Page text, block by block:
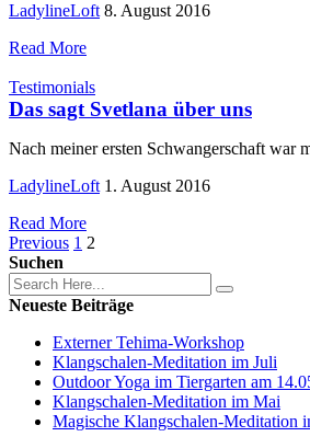
LadylineLoft 8. August 2016
Read More
Testimonials
Das sagt Svetlana über uns
Nach meiner ersten Schwangerschaft war
LadylineLoft 1. August 2016
Read More
Previous 1 2
Suchen
Neueste Beiträge
Externer Tehima-Workshop
Klangschalen-Meditation im Juli
Outdoor Yoga im Tiergarten am
Klangschalen-Meditation im Mai
Magische Klangschalen-Meditation